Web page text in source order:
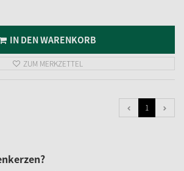
IN DEN WARENKORB
ZUM MERKZETTEL
1